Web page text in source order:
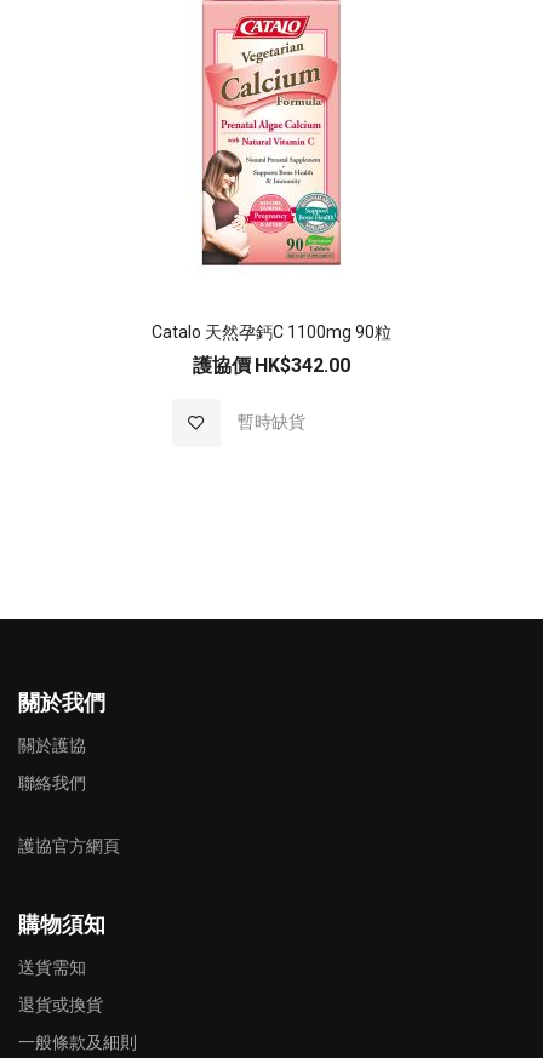
Catalo 天然孕鈣C 1100mg 90粒
護協價 HK$342.00
暫時缺貨
加入至願望清單
關於我們
關於護協
聯絡我們
護協官方網頁
購物須知
送貨需知
退貨或換貨
一般條款及細則